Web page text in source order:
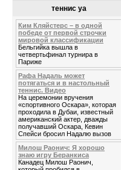
теннис уа
Ким Кляйстерс – в одной
победе от первой строчки
мировой классификации
Бельгийка вышла в
четвертьфинал турнира в
Париже
Рафа Надаль может
потягаться и в настольный
теннис. Видео
На церемонии вручения
«спортивного Оскара», которая
проходила в Дубаи, известный
американский актер, дважды
получавший Оскара, Кевин
Спейси бросил Надалю вызов
Милош Раонич: Я хорошо
знаю игру Беранкиса
Канадец Милош Раонич,